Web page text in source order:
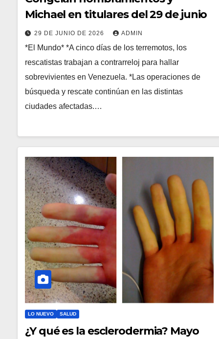
Michael en titulares del 29 de junio
29 DE JUNIO DE 2026 ADMIN
*El Mundo* *A cinco días de los terremotos, los
rescatistas trabajan a contrarreloj para hallar
sobrevivientes en Venezuela. *Las operaciones de
búsqueda y rescate continúan en las distintas
ciudades afectadas.…
LO NUEVO SALUD
¿Y qué es la esclerodermia? Mayo